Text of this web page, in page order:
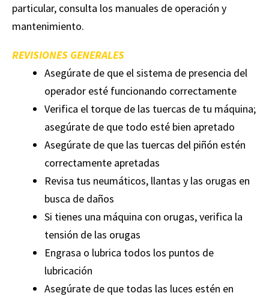
particular, consulta los manuales de operación y
mantenimiento.
REVISIONES GENERALES
Asegúrate de que el sistema de presencia del
operador esté funcionando correctamente
Verifica el torque de las tuercas de tu máquina;
asegúrate de que todo esté bien apretado
Asegúrate de que las tuercas del piñón estén
correctamente apretadas
Revisa tus neumáticos, llantas y las orugas en
busca de daños
Si tienes una máquina con orugas, verifica la
tensión de las orugas
Engrasa o lubrica todos los puntos de
lubricación
Asegúrate de que todas las luces estén en